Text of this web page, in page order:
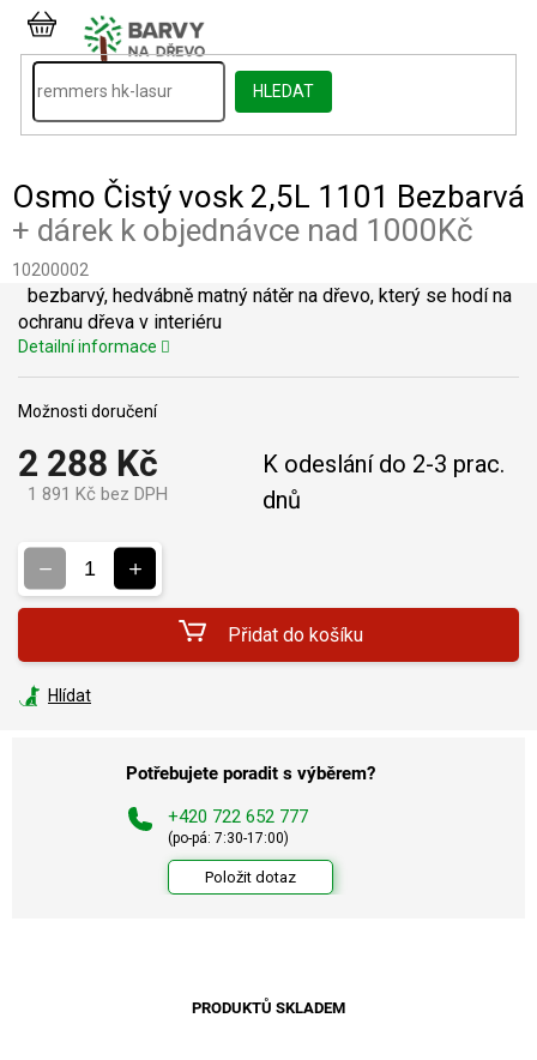
Přejít
obsah
HLEDAT
NÁKUPNÍ
KOŠÍK
Osmo Čistý vosk 2,5L 1101 Bezbarvá
+ dárek k objednávce nad 1000Kč
10200002
2 288 Kč
1 891 Kč bez DPH
K odeslání do 2-3 prac.
dnů
Možnosti doručení
Přidat do košíku
bezbarvý, hedvábně matný nátěr na dřevo, který se hodí na
ochranu dřeva v interiéru
Detailní informace
Hlídat
Potřebujete poradit s výběrem?
+420 722 652 777
(po-pá: 7:30-17:00)
Položit dotaz
PRODUKTŮ SKLADEM